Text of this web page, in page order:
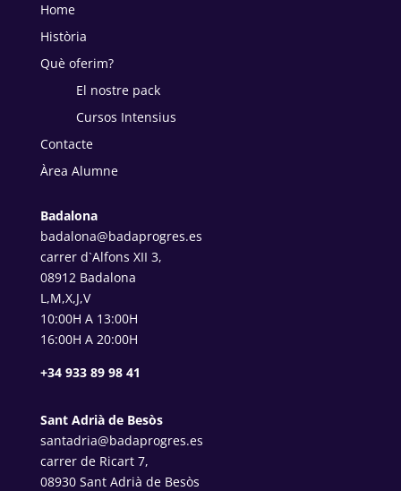
Home
Història
Què oferim?
El nostre pack
Cursos Intensius
Contacte
Àrea Alumne
Badalona
badalona@badaprogres.es
carrer d`Alfons XII 3,
08912 Badalona
L,M,X,J,V
10:00H A 13:00H
16:00H A 20:00H
+34 933 89 98 41
Sant Adrià de Besòs
santadria@badaprogres.es
carrer de Ricart 7,
08930 Sant Adrià de Besòs